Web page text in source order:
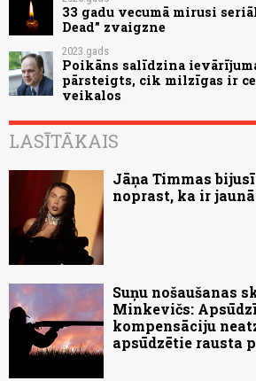
33 gadu vecumā mirusi
Dead” zvaigzne
2023.gads
Poikāns salīdzina
pārsteigts, cik milzīgas ir
veikalos
LASĪTĀKAIS
Jāņa Timmas
noprast, ka ir
Suņu nošaušanas
Minkevičs:
kompensāciju
apsūdzētie rausta